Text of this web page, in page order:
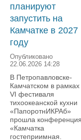
планируют
запустить на
Камчатке в 2027
году
Опубликовано
22.06.2026 14:28
В Петропавловске-
Камчатском в рамках
VI фестиваля
тихоокеанской кухни
«ПапоротнИКРАб»
прошла конференция
«Камчатка
гостеприимная.